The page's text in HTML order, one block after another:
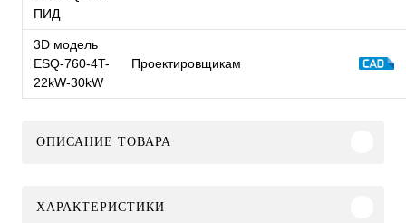
ПИД
3D модель
ESQ-760-4T-
22kW-30kW
Проектировщикам
ОПИСАНИЕ ТОВАРА
ХАРАКТЕРИСТИКИ